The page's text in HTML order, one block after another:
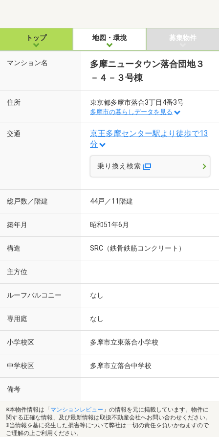
トップ 地図・環境 募集物件
マンション名
多摩ニュータウン落合団地３
－４－３号棟
住所 東京都多摩市落合3丁目4番3号
多摩市の暮らしデータを見る
交通
京王多摩センター駅より徒歩で13
分
乗り換え検索
総戸数／階建 44戸／11階建
築年月 昭和51年6月
構造 SRC（鉄骨鉄筋コンクリート）
主方位
ルーフバルコニー なし
専用庭 なし
小学校区 多摩市立東落合小学校
中学校区 多摩市立落合中学校
備考
※本物件情報は「 マンションレビュー 」の情報を元に掲載しています。物件に
関する正確な情報、及び最新情報は取扱不動産会社へお問い合わせください。
※当情報を基に発生した損害等について弊社は一切の責任を負いかねますので
ご理解の上ご利用ください。